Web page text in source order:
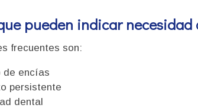
pueden indicar necesidad
frecuentes son:
de encías
persistente
dental